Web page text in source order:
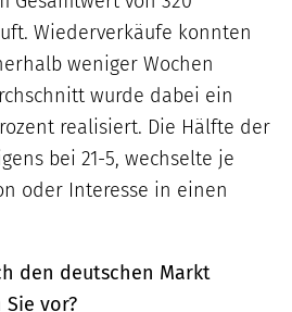
Wiederverkäufe konnten
weniger Wochen
wurde dabei ein
realisiert. Die Hälfte der
bei 21-5, wechselte je
oder Interesse in einen
den deutschen Markt
vor?